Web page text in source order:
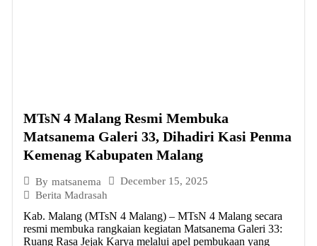
MTsN 4 Malang Resmi Membuka
Matsanema Galeri 33, Dihadiri Kasi Penma
Kemenag Kabupaten Malang
By matsanema
December 15, 2025
Berita Madrasah
Kab. Malang (MTsN 4 Malang) – MTsN 4 Malang secara
resmi membuka rangkaian kegiatan Matsanema Galeri 33:
Ruang Rasa Jejak Karya melalui apel pembukaan yang